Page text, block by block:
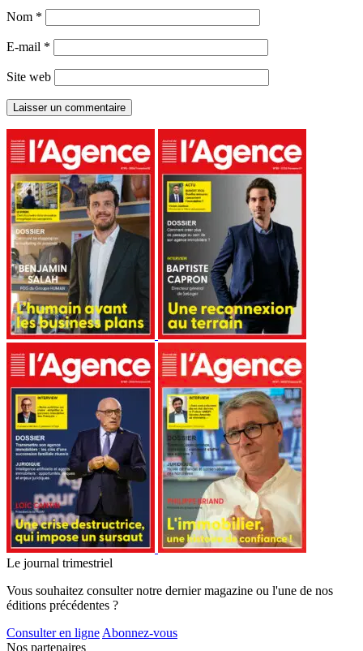
Nom *
E-mail *
Site web
Le journal trimestriel
Vous souhaitez consulter notre dernier magazine ou l'une de nos
éditions précédentes ?
Consulter en ligne Abonnez-vous
Nos partenaires